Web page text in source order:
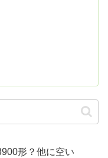
形？他に空い